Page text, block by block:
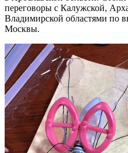
переговоры с Калужской,
Владимирской областями по
Москвы.